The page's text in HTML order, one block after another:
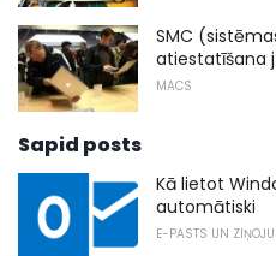
SMC
atiestatīšana
MACS
Sapid posts
Kā lietot
automātiski
E-PASTS UN